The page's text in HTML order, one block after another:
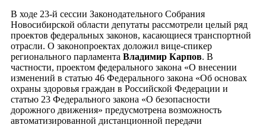
В ходе 23-й сессии Законодательного Собрания
Новосибирской области депутаты рассмотрели целый ряд
проектов федеральных законов, касающиеся транспортной
отрасли. О законопроектах доложил вице-спикер
регионального парламента Владимир Карпов. В
частности, проектом федерального закона «О внесении
изменений в статью 46 Федерального закона «Об основах
охраны здоровья граждан в Российской Федерации и
статью 23 Федерального закона «О безопасности
дорожного движения» предусмотрена возможность
автоматизированной дистанционной передачи